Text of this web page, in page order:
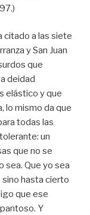
citado a las siete
y San Juan
que
deidad
elástico y que
lo mismo da que
todas las
un
que no se
sea. Que yo sea
sino hasta cierto
que ese
Y